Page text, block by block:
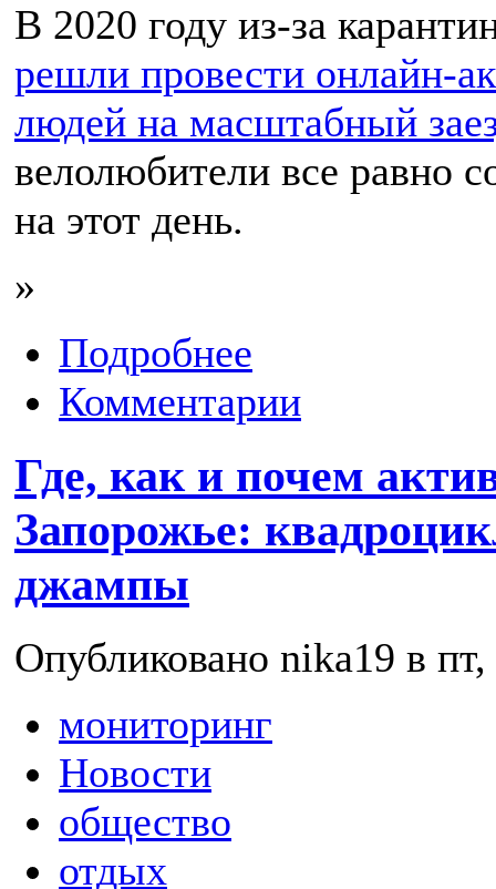
В 2020 году из-за
решли провести онлайн-
людей на масштабный
велолюбители все равно
на этот день.
»
Подробнее
Комментарии
Где, как и почем
Запорожье:
джампы
Опубликовано nika19 в
мониторинг
Новости
общество
отдых